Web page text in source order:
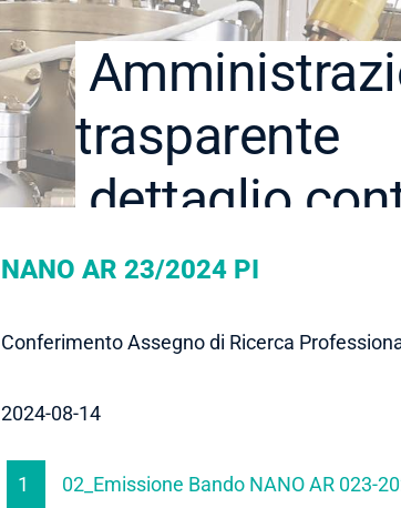
trasparente
dettaglio
NANO AR 23/2024 PI
Conferimento Assegno di Ricerca
2024-08-14
1 02_Emissione Bando NANO AR 023-